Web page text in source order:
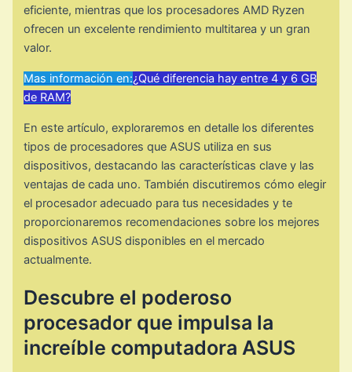
eficiente, mientras que los procesadores AMD Ryzen
ofrecen un excelente rendimiento multitarea y un gran
valor.
Mas información en:¿Qué diferencia hay entre 4 y 6 GB
de RAM?
En este artículo, exploraremos en detalle los diferentes
tipos de procesadores que ASUS utiliza en sus
dispositivos, destacando las características clave y las
ventajas de cada uno. También discutiremos cómo elegir
el procesador adecuado para tus necesidades y te
proporcionaremos recomendaciones sobre los mejores
dispositivos ASUS disponibles en el mercado
actualmente.
Descubre el poderoso
procesador que impulsa la
increíble computadora ASUS